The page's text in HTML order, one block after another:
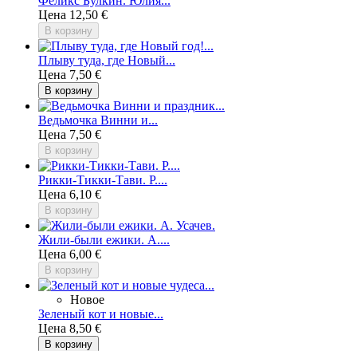
Цена 12,50 €
В корзину
Плыву туда, где Новый...
Цена 7,50 €
В корзину
Ведьмочка Винни и...
Цена 7,50 €
В корзину
Рикки-Тикки-Тави. Р....
Цена 6,10 €
В корзину
Жили-были ежики. А....
Цена 6,00 €
В корзину
Новое
Зеленый кот и новые...
Цена 8,50 €
В корзину